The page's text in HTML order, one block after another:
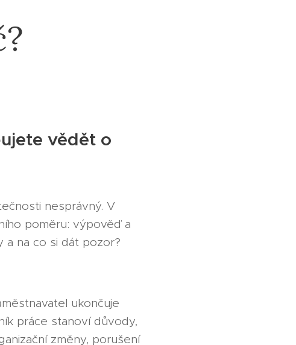
vědět o
nesprávný. V
poměru: výpověď a
a na co si dát pozor?
ukončuje
práce stanoví důvody,
změny, porušení